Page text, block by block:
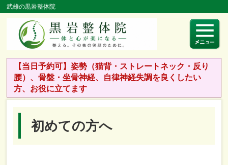
武雄の黒岩整体院
【当日予約可】姿勢（猫背・ストレートネック・反り
腰）、骨盤・坐骨神経、自律神経失調を良くしたい
方、お役に立てます
初めての方へ